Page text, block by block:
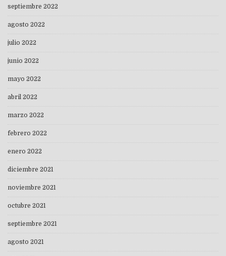
septiembre 2022
agosto 2022
julio 2022
junio 2022
mayo 2022
abril 2022
marzo 2022
febrero 2022
enero 2022
diciembre 2021
noviembre 2021
octubre 2021
septiembre 2021
agosto 2021